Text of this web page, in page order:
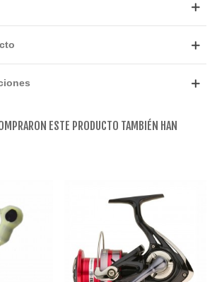
ESTE PRODUCTO TAMBIÉN HAN